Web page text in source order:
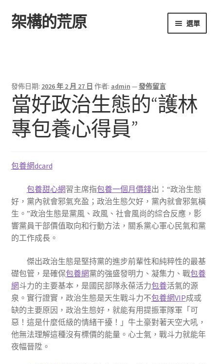
跳
至
跳
至
架構的荒原 選單
發佈日期: 2026 年 2 月 27 日 作者: admin —發佈留言
當好政治生態的“護林
專包養心得員”
包養網dcard
包養甜心網習主席指包養一個月價錢出：“政治生態
好，黨內就會邪氣充盈；政治生態欠好，黨內就會邪氣橫
生。”政治生態是黨風、政風、社會風尚的綜合反應，影
響黨員干部價值取向和行動方法，關系黨心軍心民氣和黨
的工作成長。
傑出政治生態是堅持黨的進步前輩性和純粹性的最基
礎包管，是確保包養網黨的強盛發明力、凝集力、戰包養
網斗力的主要基本，是國民部隊永葆活力包養活氣的源
泉。實行證實，政治生態是天生戰斗力不包養網VIP成或
缺的主要原因，政治生態好，就能有用提振軍隊軍「可
惡！這是什麼低級的情緒干擾！」牛土豪對著天空大吼，
他無法理解這種沒有標價的能量。心士氣，戰斗力就能年
夜幅晉陞。